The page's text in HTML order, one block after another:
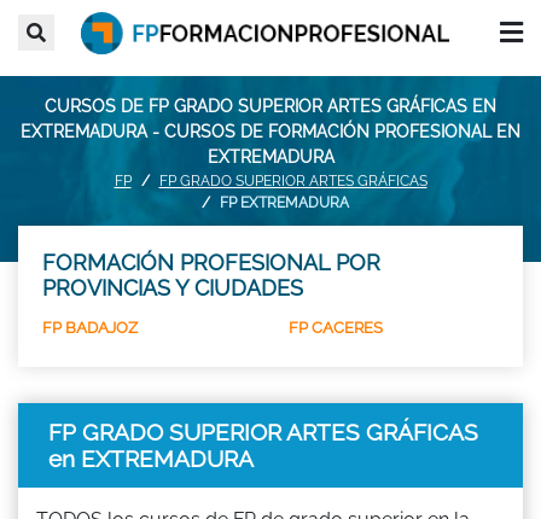
CURSOS DE FP GRADO SUPERIOR ARTES GRÁFICAS EN
EXTREMADURA - CURSOS DE FORMACIÓN PROFESIONAL EN
EXTREMADURA
FP
FP GRADO SUPERIOR ARTES GRÁFICAS
FP EXTREMADURA
FORMACIÓN PROFESIONAL POR
PROVINCIAS Y CIUDADES
FP BADAJOZ FP CACERES
FP GRADO SUPERIOR ARTES GRÁFICAS
en EXTREMADURA